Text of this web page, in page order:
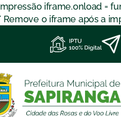
iframe.onload =
o iframe após a